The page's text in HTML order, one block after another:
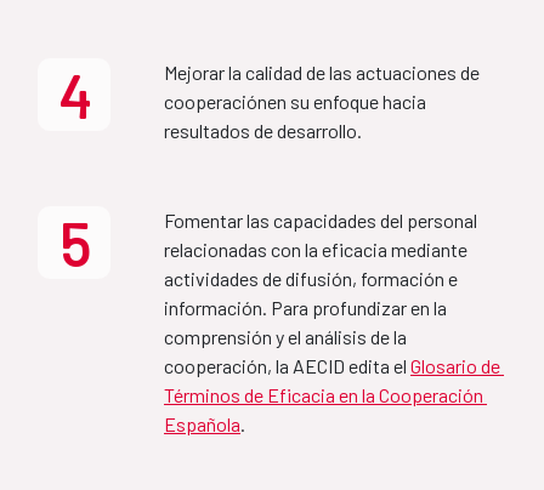
MAP Etiopía-España
Country Partnership
Framework Ethiopia-Spain
2022-2027
MAP Bolivia-España
Aprobado por el Consejo Rector de la Agencia, el 16
de junio de 2025 y publicado en junio de 2025
Informe Seguimiento Plan
Acción 2025
Plan de acción 2026
Aprobado por el Consejo Rector de la Agencia, el 30
4
Mejorar la calidad de las actuaciones de
cooperaciónen su enfoque hacia
resultados de desarrollo.
5
Fomentar las capacidades del personal
relacionadas con la eficacia mediante
actividades de difusión, formación e
información. Para profundizar en la
comprensión y el análisis de la
cooperación, la AECID edita el Glosario de
Términos de Eficacia en la Cooperación
Española.